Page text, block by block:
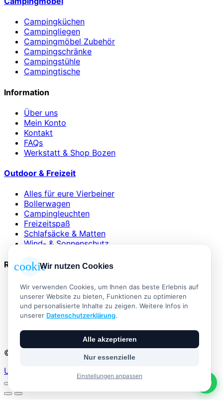
Campingküchen
Campingliegen
Campingmöbel Zubehör
Campingschränke
Campingstühle
Campingtische
Information
Über uns
Mein Konto
Kontakt
FAQs
Werkstatt & Shop Bozen
Outdoor & Freizeit
Alles für eure Vierbeiner
Bollerwagen
Campingleuchten
Freizeitspaß
Schlafsäcke & Matten
Wind- & Sonnenschutz
Rechtliches
AGB
Impressum
Datenschutzerklärung
Widerrufsbelehrung
Vertrag widerrufen
© 2026 Outdoor Living · Alle Rechte vorbehalten
Umsetzung:
cookieWir nutzen Cookies
Wir verwenden Cookies, um Ihnen das beste Erlebnis auf
unserer Website zu bieten, Funktionen zu optimieren
und personalisierte Inhalte zu zeigen. Weitere Infos in
unserer Datenschutzerklärung.
Alle akzeptieren
Nur essenzielle
Einstellungen anpassen